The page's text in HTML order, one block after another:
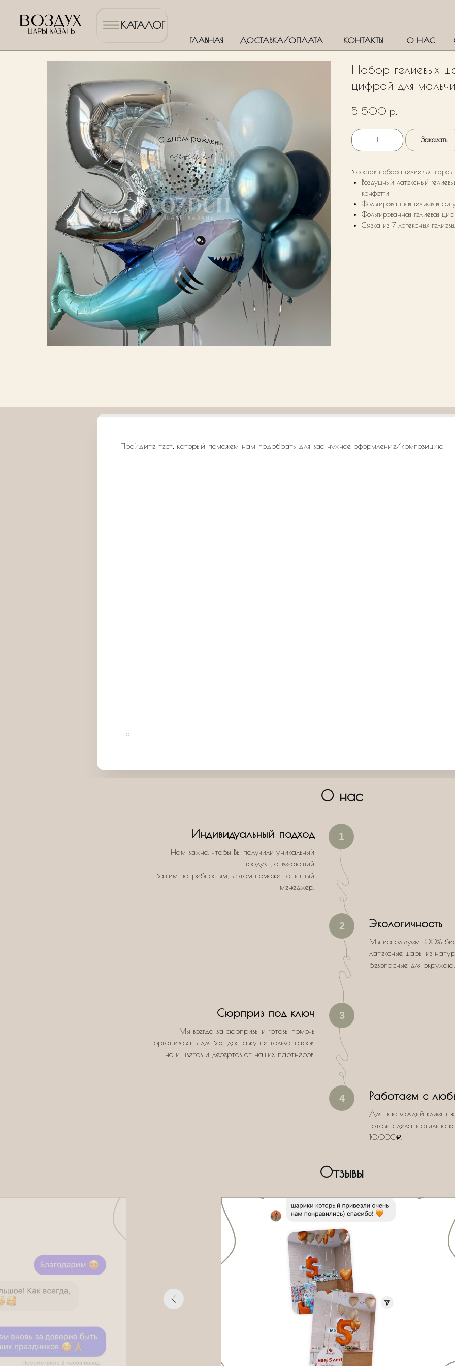
КАТАЛОГ
ДОСТАВКА/ОПЛАТА
ГЛАВНАЯ КОНТАКТЫ О НАС
Набор гелиевых
цифрой для
5 500 р.
Заказать
В состав набора гелиевых
Воздушный латексный
конфетти
Фольгированная гелиевая
Фольгированная гелиевая
Связка из 7 латексных
Пройдите тест, который поможем нам подобрать для вас нужное оформление/композицию.
Шаг:
О нас
Экологичность
Мы используем 100%
латексные шары из
безопасные для
Нам важно, чтобы Вы получили уникальный
продукт, отвечающий
Вашим потребностям, в этом поможет опытный
менеджер.
Индивидуальный подход
Мы всегда за сюрпризы и готовы помочь
организовать для Вас доставку не только шаров,
но и цветов и десертов от наших партнеров.
Сюрприз под ключ
1
2
3
Работаем с
Для нас каждый клиент
готовы сделать
10.000₽.
4
Отзывы